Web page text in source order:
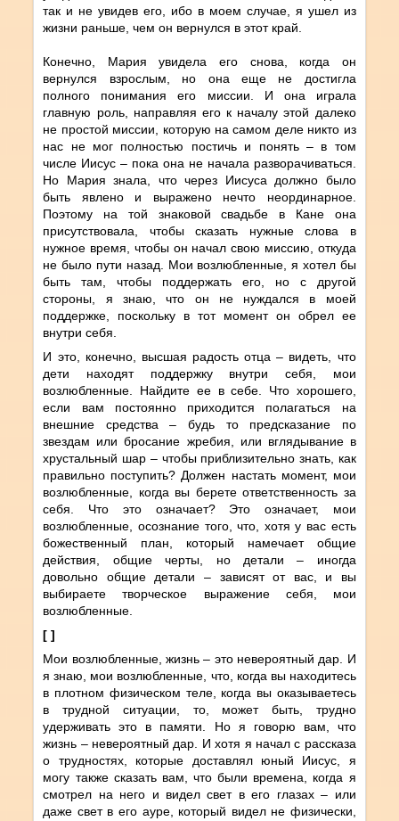
так и не увидев его, ибо в моем случае, я ушел из
жизни раньше, чем он вернулся в этот край.
Конечно, Мария увидела его снова, когда он
вернулся взрослым, но она еще не достигла
полного понимания его миссии. И она играла
главную роль, направляя его к началу этой далеко
не простой миссии, которую на самом деле никто из
нас не мог полностью постичь и понять – в том
числе Иисус – пока она не начала разворачиваться.
Но Мария знала, что через Иисуса должно было
быть явлено и выражено нечто неординарное.
Поэтому на той знаковой свадьбе в Кане она
присутствовала, чтобы сказать нужные слова в
нужное время, чтобы он начал свою миссию, откуда
не было пути назад. Мои возлюбленные, я хотел бы
быть там, чтобы поддержать его, но с другой
стороны, я знаю, что он не нуждался в моей
поддержке, поскольку в тот момент он обрел ее
внутри себя.
И это, конечно, высшая радость отца – видеть, что
дети находят поддержку внутри себя, мои
возлюбленные. Найдите ее в себе. Что хорошего,
если вам постоянно приходится полагаться на
внешние средства – будь то предсказание по
звездам или бросание жребия, или вглядывание в
хрустальный шар – чтобы приблизительно знать, как
правильно поступить? Должен настать момент, мои
возлюбленные, когда вы берете ответственность за
себя. Что это означает? Это означает, мои
возлюбленные, осознание того, что, хотя у вас есть
божественный план, который намечает общие
действия, общие черты, но детали – иногда
довольно общие детали – зависят от вас, и вы
выбираете творческое выражение себя, мои
возлюбленные.
[ ]
Мои возлюбленные, жизнь – это невероятный дар. И
я знаю, мои возлюбленные, что, когда вы находитесь
в плотном физическом теле, когда вы оказываетесь
в трудной ситуации, то, может быть, трудно
удерживать это в памяти. Но я говорю вам, что
жизнь – невероятный дар. И хотя я начал с рассказа
о трудностях, которые доставлял юный Иисус, я
могу также сказать вам, что были времена, когда я
смотрел на него и видел свет в его глазах – или
даже свет в его ауре, который видел не физически,